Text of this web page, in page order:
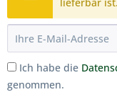
Ich habe die
genommen.